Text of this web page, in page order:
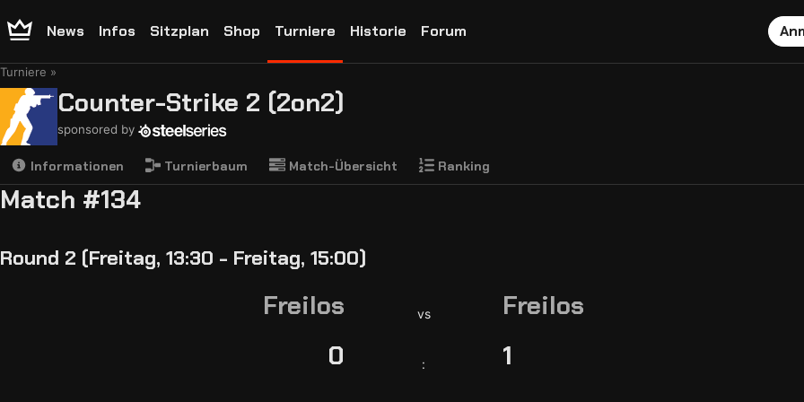
News Infos Sitzplan Shop Turniere Historie Forum
Turniere
Counter-Strike 2 (2on2)
sponsored by
Informationen Turnierbaum Match-Übersicht Ranking
Match #134
Round 2 (Freitag, 13:30 - Freitag, 15:00)
Freilos vs
Freilos
0
: 1